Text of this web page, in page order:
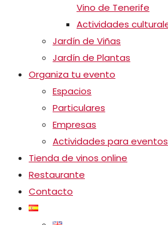
Vino de Tenerife
Actividades
Jardín de Viñas
Jardín de Plantas
Organiza tu evento
Espacios
Particulares
Empresas
Actividades para eventos
Tienda de vinos online
Restaurante
Contacto